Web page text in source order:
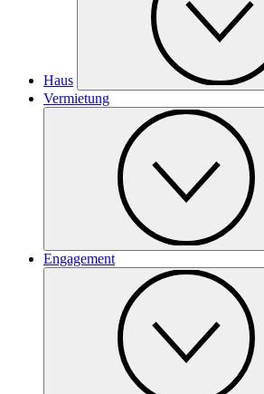
Haus
Vermietung
Engagement